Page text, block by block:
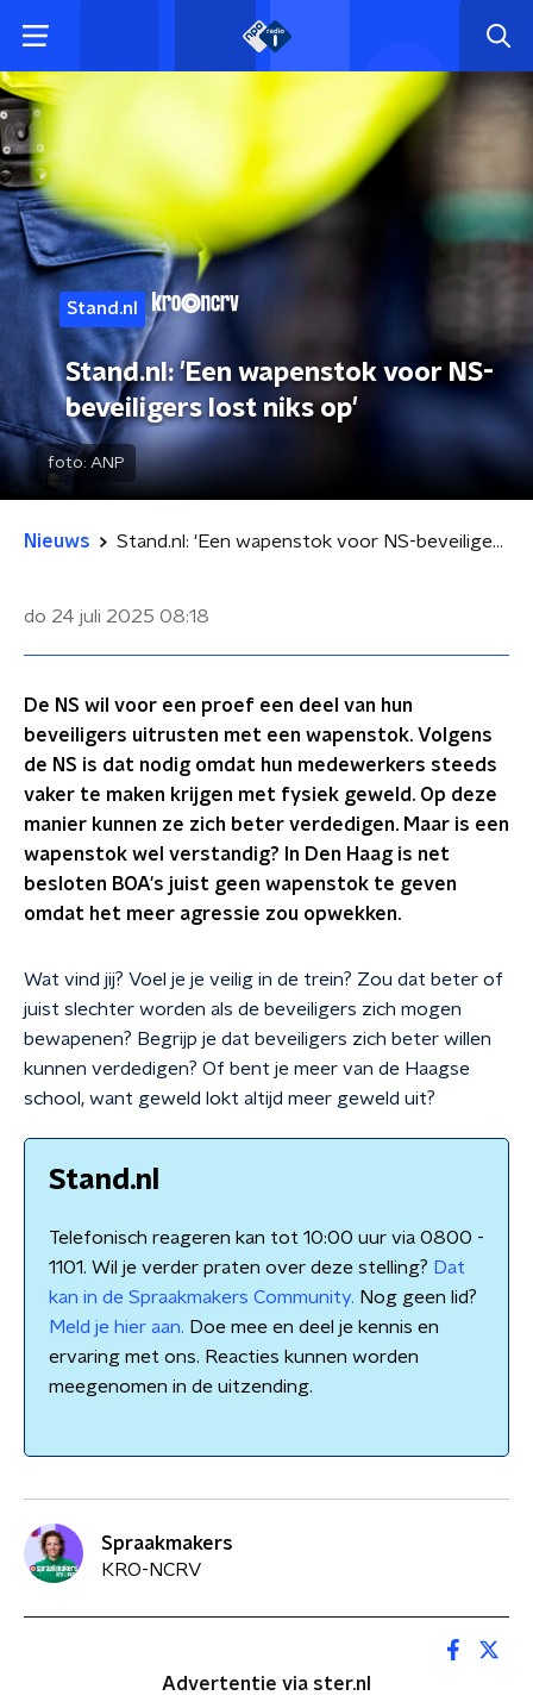
Stand.nl
Stand.nl: 'Een wapenstok voor NS-
beveiligers lost niks op'
foto: ANP
Nieuws Stand.nl: 'Een wapenstok voor NS-beveiligers lost niks op'
do 24 juli 2025 08:18
De NS wil voor een proef een deel van hun
beveiligers uitrusten met een wapenstok. Volgens
de NS is dat nodig omdat hun medewerkers steeds
vaker te maken krijgen met fysiek geweld. Op deze
manier kunnen ze zich beter verdedigen. Maar is een
wapenstok wel verstandig? In Den Haag is net
besloten BOA's juist geen wapenstok te geven
omdat het meer agressie zou opwekken.
Wat vind jij? Voel je je veilig in de trein? Zou dat beter of
juist slechter worden als de beveiligers zich mogen
bewapenen? Begrijp je dat beveiligers zich beter willen
kunnen verdedigen? Of bent je meer van de Haagse
school, want geweld lokt altijd meer geweld uit?
Stand.nl
Telefonisch reageren kan tot 10:00 uur via 0800 -
1101. Wil je verder praten over deze stelling? Dat
kan in de Spraakmakers Community. Nog geen lid?
Meld je hier aan. Doe mee en deel je kennis en
ervaring met ons. Reacties kunnen worden
meegenomen in de uitzending.
Spraakmakers
KRO-NCRV
Advertentie via ster.nl